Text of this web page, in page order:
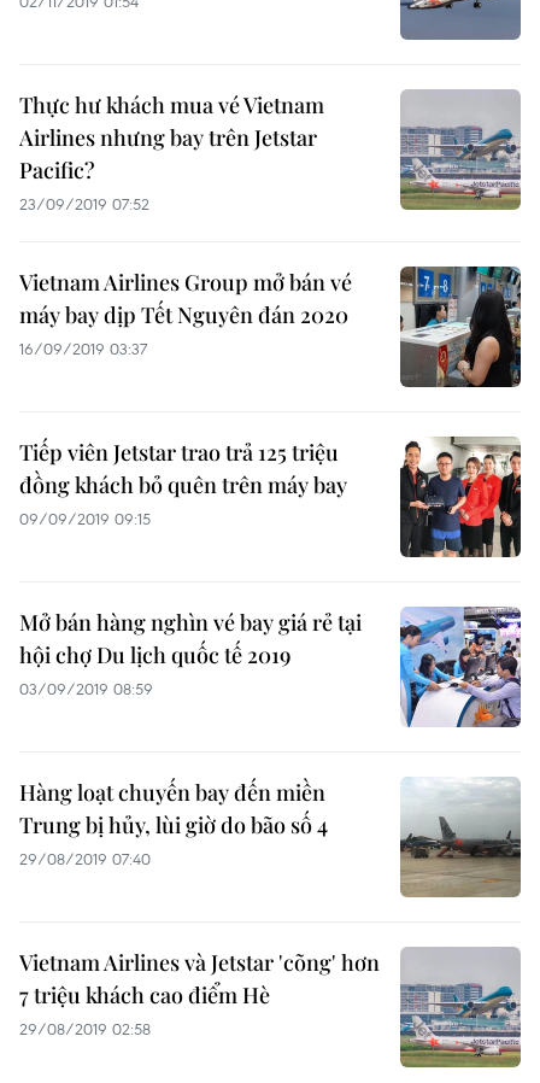
Thực hư khách mua vé Vietnam
Airlines nhưng bay trên Jetstar
Pacific?
23/09/2019 07:52
Vietnam Airlines Group mở bán vé
máy bay dịp Tết Nguyên đán 2020
16/09/2019 03:37
Tiếp viên Jetstar trao trả 125 triệu
đồng khách bỏ quên trên máy bay
09/09/2019 09:15
Mở bán hàng nghìn vé bay giá rẻ tại
hội chợ Du lịch quốc tế 2019
03/09/2019 08:59
Hàng loạt chuyến bay đến miền
Trung bị hủy, lùi giờ do bão số 4
29/08/2019 07:40
Vietnam Airlines và Jetstar 'cõng' hơn
7 triệu khách cao điểm Hè
29/08/2019 02:58